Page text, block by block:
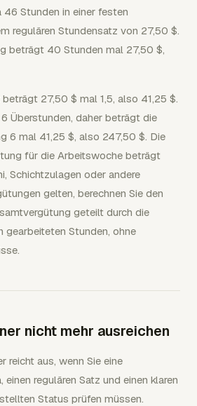
Stunden in einer festen
regulären Stundensatz von 27,50 $.
beträgt 40 Stunden mal 27,50 $,
27,50 $ mal 1,5, also 41,25 $.
Überstunden, daher beträgt die
6 mal 41,25 $, also 247,50 $. Die
für die Arbeitswoche beträgt
Schichtzulagen oder andere
gelten, berechnen Sie den
geteilt durch die
Stunden, ohne
nicht mehr ausreichen
reicht aus, wenn Sie eine
regulären Satz und einen klaren
Status prüfen müssen.